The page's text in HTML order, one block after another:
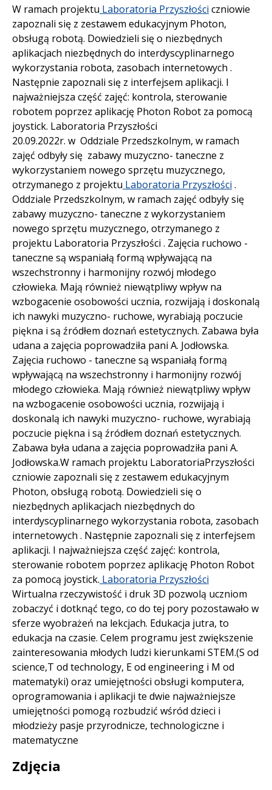
Treść
W ramach projektu Laboratoria Przyszłości czniowie
zapoznali się z zestawem edukacyjnym Photon,
obsługą robotą. Dowiedzieli się o niezbędnych
aplikacjach niezbędnych do interdyscyplinarnego
wykorzystania robota, zasobach internetowych .
Następnie zapoznali się z interfejsem aplikacji. I
najważniejsza część zajęć: kontrola, sterowanie
robotem poprzez aplikację Photon Robot za pomocą
joystick. Laboratoria Przyszłości
20.09.2022r. w Oddziale Przedszkolnym, w ramach
zajęć odbyły się zabawy muzyczno- taneczne z
wykorzystaniem nowego sprzętu muzycznego,
otrzymanego z projektu Laboratoria Przyszłości .
Oddziale Przedszkolnym, w ramach zajęć odbyły się
zabawy muzyczno- taneczne z wykorzystaniem
nowego sprzętu muzycznego, otrzymanego z
projektu Laboratoria Przyszłości . Zajęcia ruchowo -
taneczne są wspaniałą formą wpływającą na
wszechstronny i harmonijny rozwój młodego
człowieka. Mają również niewątpliwy wpływ na
wzbogacenie osobowości ucznia, rozwijają i doskonalą
ich nawyki muzyczno- ruchowe, wyrabiają poczucie
piękna i są źródłem doznań estetycznych. Zabawa była
udana a zajęcia poprowadziła pani A. Jodłowska.
Zajęcia ruchowo - taneczne są wspaniałą formą
wpływającą na wszechstronny i harmonijny rozwój
młodego człowieka. Mają również niewątpliwy wpływ
na wzbogacenie osobowości ucznia, rozwijają i
doskonalą ich nawyki muzyczno- ruchowe, wyrabiają
poczucie piękna i są źródłem doznań estetycznych.
Zabawa była udana a zajęcia poprowadziła pani A.
Jodłowska.W ramach projektu LaboratoriaPrzyszłości
czniowie zapoznali się z zestawem edukacyjnym
Photon, obsługą robotą. Dowiedzieli się o
niezbędnych aplikacjach niezbędnych do
interdyscyplinarnego wykorzystania robota, zasobach
internetowych . Następnie zapoznali się z interfejsem
aplikacji. I najważniejsza część zajęć: kontrola,
sterowanie robotem poprzez aplikację Photon Robot
za pomocą joystick. Laboratoria Przyszłości
Wirtualna rzeczywistość i druk 3D pozwolą uczniom
zobaczyć i dotknąć tego, co do tej pory pozostawało w
sferze wyobrażeń na lekcjach. Edukacja jutra, to
edukacja na czasie. Celem programu jest zwiększenie
zainteresowania młodych ludzi kierunkami STEM.(S od
science,T od technology, E od engineering i M od
matematyki) oraz umiejętności obsługi komputera,
oprogramowania i aplikacji te dwie najważniejsze
umiejętności pomogą rozbudzić wśród dzieci i
młodzieży pasje przyrodnicze, technologiczne i
matematyczne
Zdjęcia